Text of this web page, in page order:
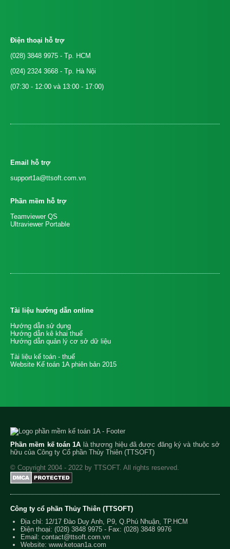
Điện thoại hỗ trợ
(028) 3848 9975 - Tp. HCM
(024) 2324 3668 - Tp. Hà Nội
(07:30 - 12:00 và 13:00 - 17:00)
Email hỗ trợ
support1a@ttsoft.com.vn
Phần mềm hỗ trợ
Teamviewer QS
Ultraviewer Portable
Tài liệu hướng dẫn online
Hướng dẫn sử dụng
Hướng dẫn kê khai thuế
Hướng dẫn quản lý cơ sở dữ liệu
Tài liệu kế toán - thuế
Website Kế toán 1A phiên bản 2015
Phần mềm kế toán 1A là thương hiệu đã được đăng ký và thuộc sở
hữu của Công ty Cổ phần Thủy Thiên (TTSOFT)
© Copyright 2004 - 2022 by TTSOFT. All rights reserved.
Công ty cổ phần Thủy Thiên (TTSOFT)
Địa chỉ: 12/17 Đào Duy Anh, P9, Q.Phú Nhuận, TP.HCM
Điện thoại: (028) 3848 9975 - Fax: (028) 3848 9976
Email: contact@ttsoft.com.vn
Website: www.ketoan1a.com